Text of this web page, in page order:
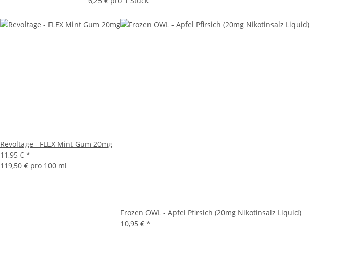
Revoltage - FLEX Mint Gum 20mg
11,95 € *
119,50 € pro 100 ml
Frozen OWL - Apfel Pfirsich (20mg Nikotinsalz Liquid)
10,95 € *